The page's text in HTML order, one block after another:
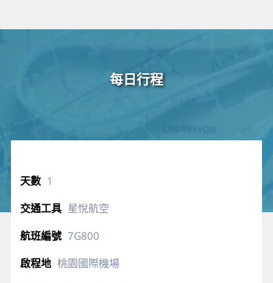
每日行程
1
星悅航空
7G800
桃園國際機場